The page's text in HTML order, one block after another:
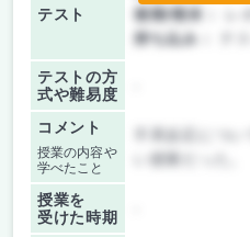
テスト
後期/期末：
持ち込み：
テストの方
式や難易度
コメント
授業の内容や
学べたこと
不斉反応につ
授業を
受けた時期